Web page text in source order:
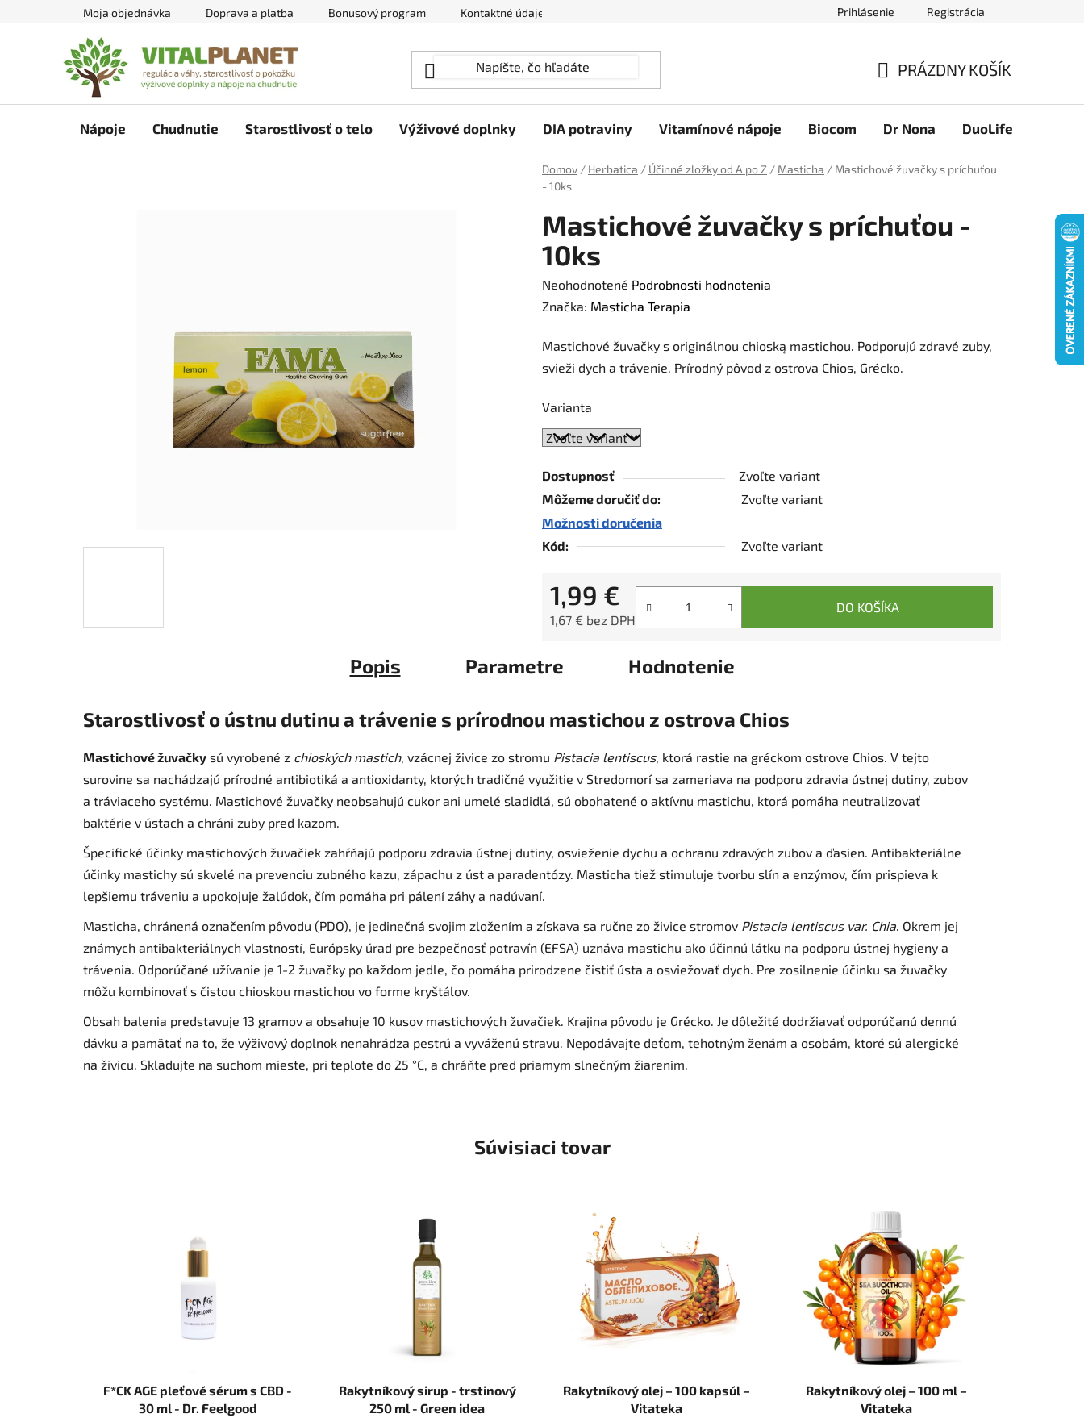
Moja objednávka Doprava a platba Bonusový program Kontaktné údaje Ako nakupovať Obchodné podmienky
Prihlásenie Registrácia
KOŠÍK
PRÁZDNY KOŠÍK
Nápoje Chudnutie Starostlivosť o telo Výživové doplnky DIA potraviny Vitamínové nápoje Biocom Dr Nona DuoLife
Domov / Herbatica / Účinné zložky od A po Z / Masticha / Mastichové žuvačky s príchuťou
- 10ks
Mastichové žuvačky s príchuťou -
10ks
Priemerné
hodnotenie
je
0,0
5
hviezdičiek.
Neohodnotené Podrobnosti hodnotenia
Značka: Masticha Terapia
Mastichové žuvačky s originálnou chioską mastichou. Podporujú zdravé zuby,
svieži dych a trávenie. Prírodný pôvod z ostrova Chios, Grécko.
Varianta
Dostupnosť
Zvoľte variant
Môžeme doručiť do:
Zvoľte variant
Možnosti doručenia
Kód:
Zvoľte variant
1,99 €
1,67 € bez DPH
DO KOŠÍKA
Popis Parametre Hodnotenie
Starostlivosť o ústnu dutinu a trávenie s prírodnou mastichou z ostrova Chios
Mastichové žuvačky sú vyrobené z chioských mastich, vzácnej živice zo stromu Pistacia lentiscus, ktorá rastie na gréckom ostrove Chios. V tejto
surovine sa nachádzajú prírodné antibiotiká a antioxidanty, ktorých tradičné využitie v Stredomorí sa zameriava na podporu zdravia ústnej dutiny, zubov
a tráviaceho systému. Mastichové žuvačky neobsahujú cukor ani umelé sladidlá, sú obohatené o aktívnu mastichu, ktorá pomáha neutralizovať
baktérie v ústach a chráni zuby pred kazom.
Špecifické účinky mastichových žuvačiek zahŕňajú podporu zdravia ústnej dutiny, osvieženie dychu a ochranu zdravých zubov a ďasien. Antibakteriálne
účinky mastichy sú skvelé na prevenciu zubného kazu, zápachu z úst a paradentózy. Masticha tiež stimuluje tvorbu slín a enzýmov, čím prispieva k
lepšiemu tráveniu a upokojuje žalúdok, čím pomáha pri pálení záhy a nadúvaní.
Masticha, chránená označením pôvodu (PDO), je jedinečná svojim zložením a získava sa ručne zo živice stromov Pistacia lentiscus var. Chia. Okrem jej
známych antibakteriálnych vlastností, Európsky úrad pre bezpečnosť potravín (EFSA) uznáva mastichu ako účinnú látku na podporu ústnej hygieny a
trávenia. Odporúčané užívanie je 1-2 žuvačky po každom jedle, čo pomáha prirodzene čistiť ústa a osviežovať dych. Pre zosilnenie účinku sa žuvačky
môžu kombinovať s čistou chioskou mastichou vo forme kryštálov.
Obsah balenia predstavuje 13 gramov a obsahuje 10 kusov mastichových žuvačiek. Krajina pôvodu je Grécko. Je dôležité dodržiavať odporúčanú dennú
dávku a pamätať na to, že výživový doplnok nenahrádza pestrú a vyváženú stravu. Nepodávajte deťom, tehotným ženám a osobám, ktoré sú alergické
na živicu. Skladujte na suchom mieste, pri teplote do 25 °C, a chráňte pred priamym slnečným žiarením.
Súvisiaci tovar
F*CK AGE pleťové sérum s CBD -
30 ml - Dr. Feelgood
Rakytníkový sirup - trstinový
250 ml - Green idea
Rakytníkový olej – 100 kapsúl –
Vitateka
Rakytníkový olej – 100 ml –
Vitateka